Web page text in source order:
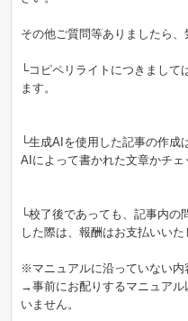
その他ご質問等ありましたら、
└コピペリライトにつきまして
ます。
└生成AIを使用した記事の作成
AIによって書かれた文章かチェ
└校了後であっても、記事内の
した際は、報酬はお支払いいた
※マニュアルに沿っていない内
→事前にお配りするマニュア
いません。